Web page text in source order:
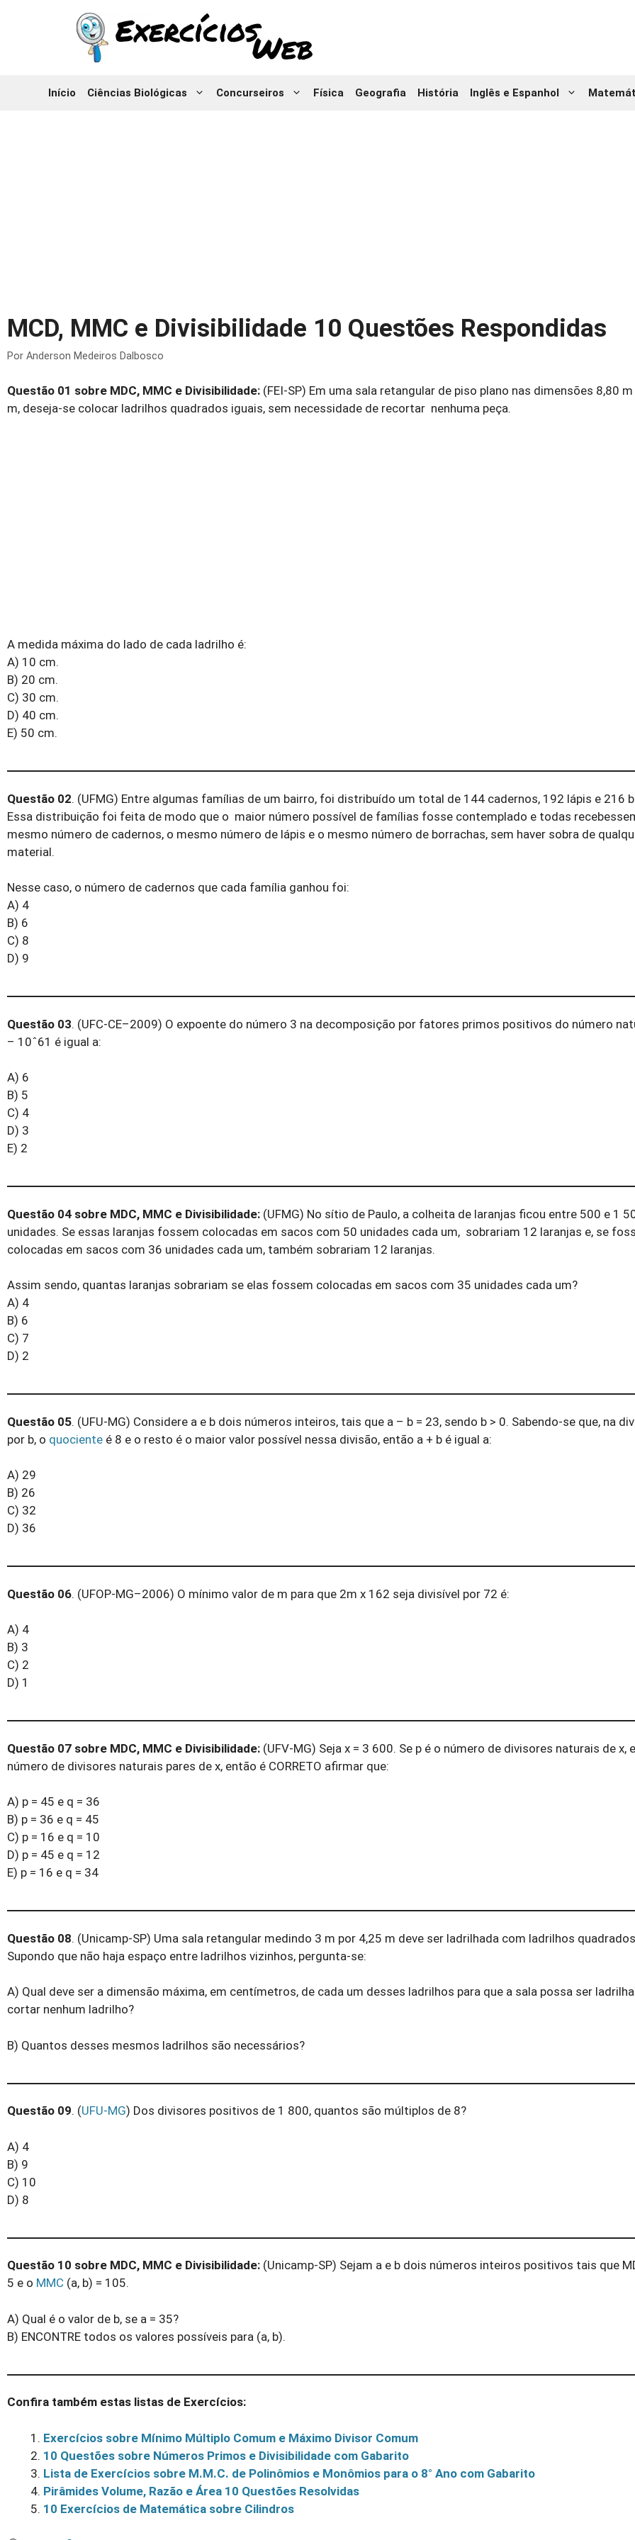
Início Ciências Biológicas Concurseiros Física Geografia História Inglês e Espanhol
MCD, MMC e Divisibilidade 10 Questões Respondidas
Por Anderson Medeiros Dalbosco
Questão 01 sobre MDC, MMC e Divisibilidade: (FEI-SP) Em uma sala retangular de piso plano nas dimensões 8,80
m, deseja-se colocar ladrilhos quadrados iguais, sem necessidade de recortar nenhuma peça.
A medida máxima do lado de cada ladrilho é:
A) 10 cm.
B) 20 cm.
C) 30 cm.
D) 40 cm.
E) 50 cm.
Questão 02. (UFMG) Entre algumas famílias de um bairro, foi distribuído um total de 144 cadernos, 192 lápis e 216
Essa distribuição foi feita de modo que o maior número possível de famílias fosse contemplado e todas
mesmo número de cadernos, o mesmo número de lápis e o mesmo número de borrachas, sem haver sobra de
material.
Nesse caso, o número de cadernos que cada família ganhou foi:
A) 4
B) 6
C) 8
D) 9
Questão 03. (UFC-CE–2009) O expoente do número 3 na decomposição por fatores primos positivos do número
– 10ˆ61 é igual a:
A) 6
B) 5
C) 4
D) 3
E) 2
Questão 04 sobre MDC, MMC e Divisibilidade: (UFMG) No sítio de Paulo, a colheita de laranjas ficou entre 500 e 1
unidades. Se essas laranjas fossem colocadas em sacos com 50 unidades cada um, sobrariam 12 laranjas e, se
colocadas em sacos com 36 unidades cada um, também sobrariam 12 laranjas.
Assim sendo, quantas laranjas sobrariam se elas fossem colocadas em sacos com 35 unidades cada um?
A) 4
B) 6
C) 7
D) 2
Questão 05. (UFU-MG) Considere a e b dois números inteiros, tais que a – b = 23, sendo b > 0. Sabendo-se que, na
por b, o quociente é 8 e o resto é o maior valor possível nessa divisão, então a + b é igual a:
A) 29
B) 26
C) 32
D) 36
Questão 06. (UFOP-MG–2006) O mínimo valor de m para que 2m x 162 seja divisível por 72 é:
A) 4
B) 3
C) 2
D) 1
Questão 07 sobre MDC, MMC e Divisibilidade: (UFV-MG) Seja x = 3 600. Se p é o número de divisores naturais de x,
número de divisores naturais pares de x, então é CORRETO afirmar que:
A) p = 45 e q = 36
B) p = 36 e q = 45
C) p = 16 e q = 10
D) p = 45 e q = 12
E) p = 16 e q = 34
Questão 08. (Unicamp-SP) Uma sala retangular medindo 3 m por 4,25 m deve ser ladrilhada com ladrilhos
Supondo que não haja espaço entre ladrilhos vizinhos, pergunta-se:
A) Qual deve ser a dimensão máxima, em centímetros, de cada um desses ladrilhos para que a sala possa ser
cortar nenhum ladrilho?
B) Quantos desses mesmos ladrilhos são necessários?
Questão 09. (UFU-MG) Dos divisores positivos de 1 800, quantos são múltiplos de 8?
A) 4
B) 9
C) 10
D) 8
Questão 10 sobre MDC, MMC e Divisibilidade: (Unicamp-SP) Sejam a e b dois números inteiros positivos tais que
5 e o MMC (a, b) = 105.
A) Qual é o valor de b, se a = 35?
B) ENCONTRE todos os valores possíveis para (a, b).
Confira também estas listas de Exercícios:
Exercícios sobre Mínimo Múltiplo Comum e Máximo Divisor Comum
10 Questões sobre Números Primos e Divisibilidade com Gabarito
Lista de Exercícios sobre M.M.C. de Polinômios e Monômios para o 8° Ano com Gabarito
Pirâmides Volume, Razão e Área 10 Questões Resolvidas
10 Exercícios de Matemática sobre Cilindros